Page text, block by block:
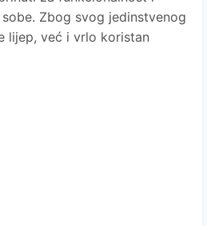
Zbog svog jedinstvenog
lijep, već i vrlo koristan